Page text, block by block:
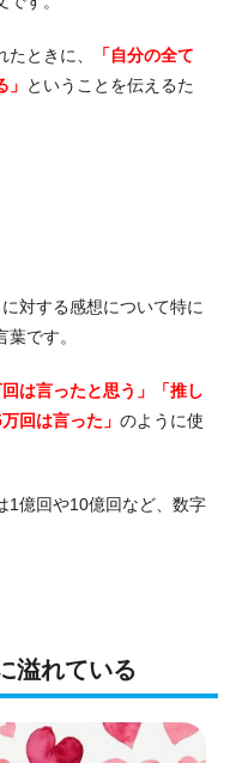
ときに、
「自分の全て
ということを伝えるた
対する感想について特に
です。
は言ったと思う」「推し
回は言った」 のように使
1億回や10億回など、数字
溢れている